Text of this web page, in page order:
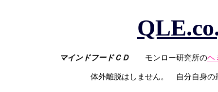
マインドフードＣＤ モンロー研究所のヘ
体外離脱はしません。 自分自身の